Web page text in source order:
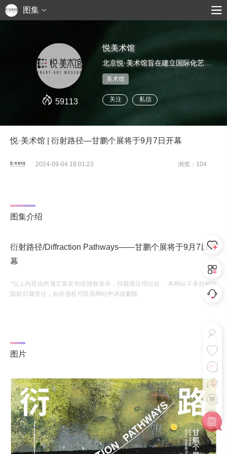
图集
59113
悦美术馆
美术馆
关注 私信
悦·美术馆 | 衍射路径—甘鹏个展将于9月7日开幕
2024-09-04 18:01:23 浏览：104
图集介绍
衍射路径/Diffraction Pathways——甘鹏个展将于9月7日开
幕
*以上内容由所属艺客发布或授权发布，转载请注明出处。 本网站不承担相应
版权归属责任，如有侵权可联系网站申诉或删除
图片